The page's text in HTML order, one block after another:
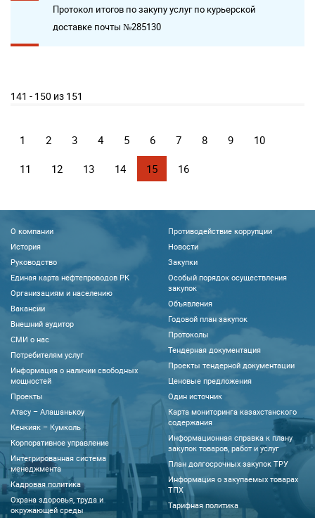
Протокол итогов по закупу услуг по курьерской
доставке почты №285130
141 - 150 из 151
1 2 3 4 5 6 7 8 9 10
11 12 13 14 15 16
О компании
История
Руководство
Единая карта нефтепроводов РК
Организациям и населению
Вакансии
Внешний аудитор
CМИ о нас
Потребителям услуг
Информация о наличии свободных
мощностей
Проекты
Атасу – Алашанькоу
Кенкияк – Кумколь
Корпоративное управление
Интегрированная система
менеджмента
Кадровая политика
Охрана здоровья, труда и
окружающей среды
Противодействие коррупции
Новости
Закупки
Особый порядок осуществления
закупок
Объявления
Годовой план закупок
Протоколы
Тендерная документация
Проекты тендерной документации
Ценовые предложения
Один источник
Карта мониторинга казахстанского
содержания
Информационная справка к плану
закупок товаров, работ и услуг
План долгосрочных закупок ТРУ
Информация о закупаемых товарах
ТПХ
Тарифная политика